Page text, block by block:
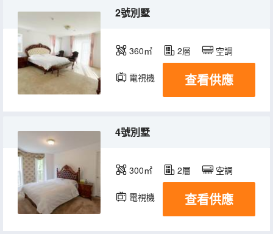
2號別墅
360㎡ 2層 空調
電視機 查看供應
4號別墅
300㎡ 2層 空調
電視機 查看供應